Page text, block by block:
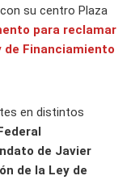
su centro Plaza
para reclamar
de Financiamiento
en distintos
de Javier
de la Ley de